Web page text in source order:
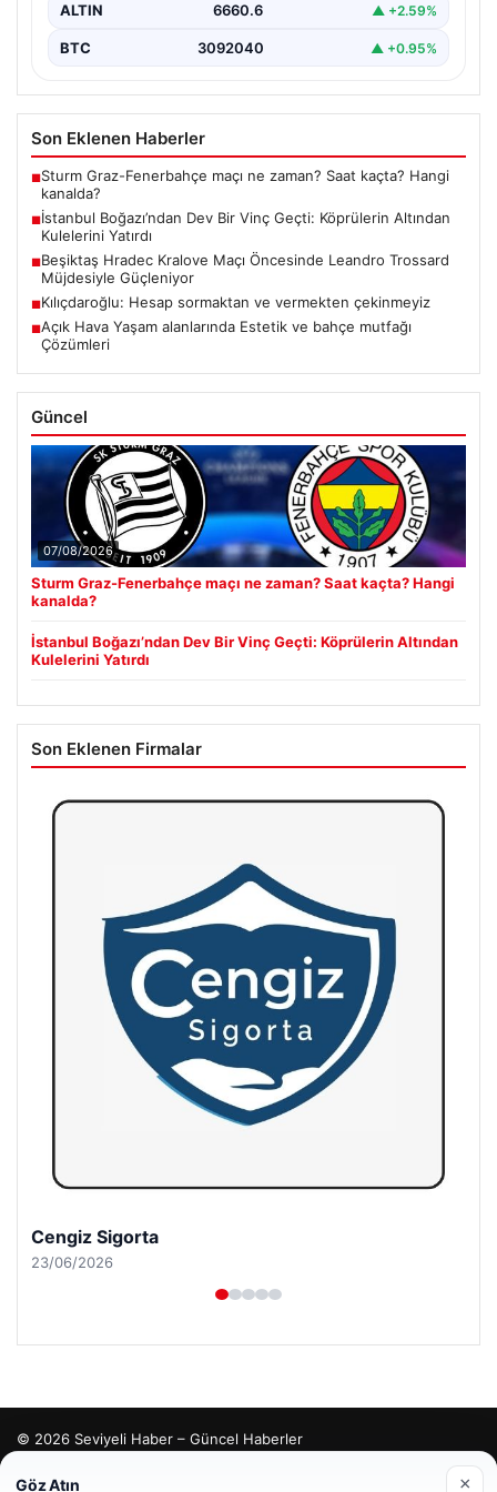
ALTIN 6660.6 ▲ +2.59%
BTC 3092040 ▲ +0.95%
Son Eklenen Haberler
■Sturm Graz-Fenerbahçe maçı ne zaman? Saat kaçta? Hangi
kanalda?
■İstanbul Boğazı’ndan Dev Bir Vinç Geçti: Köprülerin Altından
Kulelerini Yatırdı
■Beşiktaş Hradec Kralove Maçı Öncesinde Leandro Trossard
Müjdesiyle Güçleniyor
■Kılıçdaroğlu: Hesap sormaktan ve vermekten çekinmeyiz
■Açık Hava Yaşam alanlarında Estetik ve bahçe mutfağı
Çözümleri
Güncel
07/08/2026
Sturm Graz-Fenerbahçe maçı ne zaman? Saat kaçta? Hangi
kanalda?
İstanbul Boğazı’ndan Dev Bir Vinç Geçti: Köprülerin Altından
Kulelerini Yatırdı
Son Eklenen Firmalar
Cengiz Sigorta
23/06/2026
© 2026 Seviyeli Haber – Güncel Haberler
Göz Atın ×